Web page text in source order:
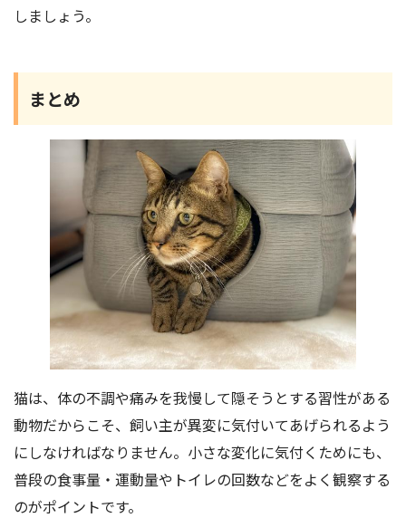
しましょう。
まとめ
猫は、体の不調や痛みを我慢して隠そうとする習性がある
動物だからこそ、飼い主が異変に気付いてあげられるよう
にしなければなりません。小さな変化に気付くためにも、
普段の食事量・運動量やトイレの回数などをよく観察する
のがポイントです。